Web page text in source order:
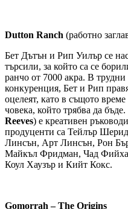
Dutton Ranch (работно
Бет Дътън и Рип Уилър се
търсили, за който са се
ранчо от 7000 акра. В
конкуренция, Бет и Рип
оцелеят, като в същото
човека, който трябва да
Reeves) е креативен
продуценти са Тейлър
Линсън, Арт Линсън, Рон
Майкъл Фридман, Чад
Коул Хаузър и Кийт Кокс.
Gomorrah – The Origins